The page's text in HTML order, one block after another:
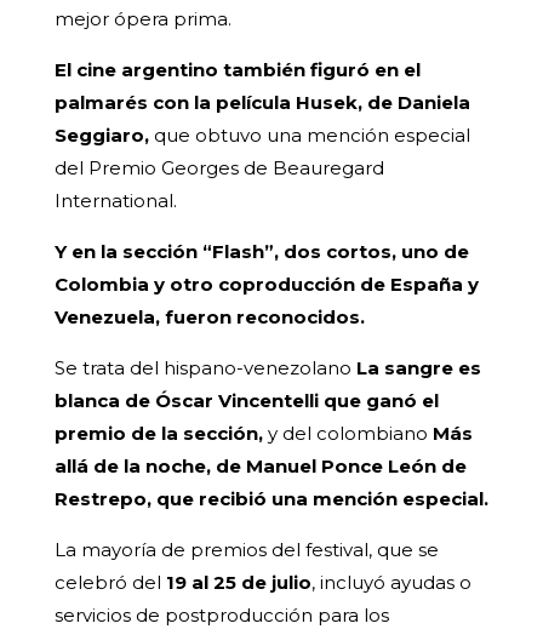
mejor ópera prima.
El cine argentino también figuró en el
palmarés con la película Husek, de Daniela
Seggiaro,que obtuvo una mención especial
del Premio Georges de Beauregard
International.
Y en la sección “Flash”, dos cortos, uno de
Colombia y otro coproducción de España y
Venezuela, fueron reconocidos.
Se trata del hispano-venezolano La sangre es
blanca de Óscar Vincentelli que ganó el
premio de la sección,y del colombiano Más
allá de la noche, de Manuel Ponce León de
Restrepo, que recibió una mención especial.
La mayoría de premios del festival, que se
celebró del 19 al 25 de julio, incluyó ayudas o
servicios de postproducción para los